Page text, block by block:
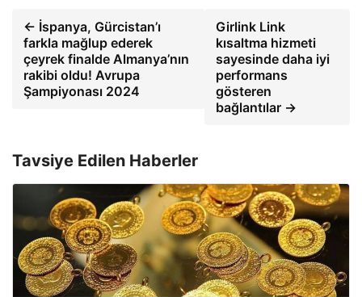
← İspanya, Gürcistan’ı
farkla mağlup ederek
çeyrek finalde Almanya’nın
rakibi oldu! Avrupa
Şampiyonası 2024
Girlink Link
kısaltma hizmeti
sayesinde daha iyi
performans
gösteren
bağlantılar →
Tavsiye Edilen Haberler